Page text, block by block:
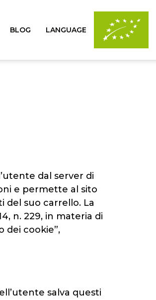
BLOG LANGUAGE
dal server di
e permette al sito
del suo carrello. La
n. 229, in materia di
dei cookie”,
salva questi